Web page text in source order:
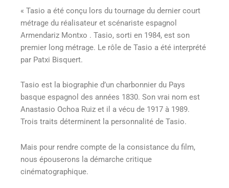
« Tasio a été conçu lors du tournage du dernier court
métrage du réalisateur et scénariste espagnol
Armendariz Montxo . Tasio, sorti en 1984, est son
premier long métrage. Le rôle de Tasio a été interprété
par Patxi Bisquert.
Tasio est la biographie d’un charbonnier du Pays
basque espagnol des années 1830. Son vrai nom est
Anastasio Ochoa Ruiz et il a vécu de 1917 à 1989.
Trois traits déterminent la personnalité de Tasio.
Mais pour rendre compte de la consistance du film,
nous épouserons la démarche critique
cinématographique.